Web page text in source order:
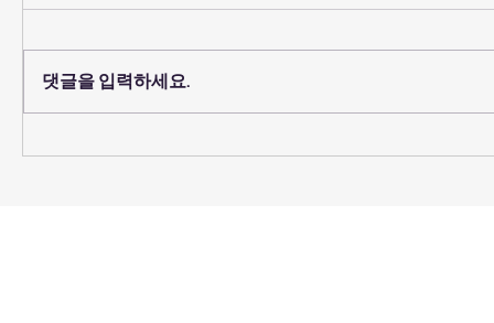
예배당 의자 코팅
댓글을 입력하세요.